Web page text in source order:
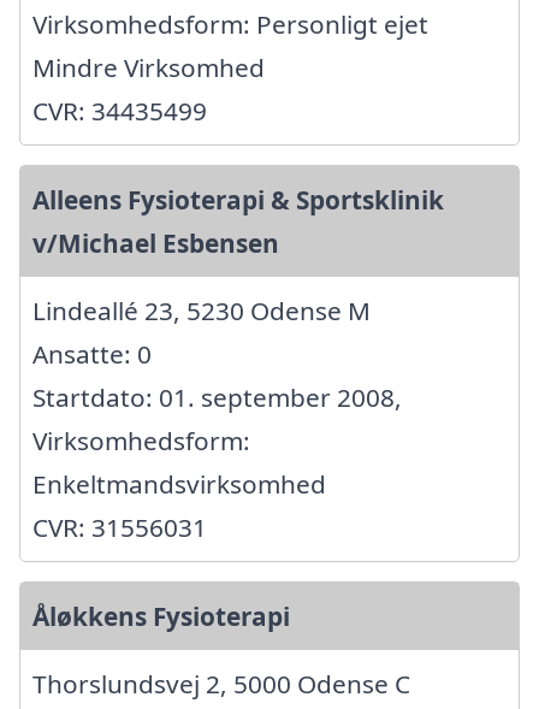
Virksomhedsform: Personligt ejet
Mindre Virksomhed
CVR: 34435499
Alleens Fysioterapi & Sportsklinik
v/Michael Esbensen
Lindeallé 23, 5230 Odense M
Ansatte: 0
Startdato: 01. september 2008,
Virksomhedsform:
Enkeltmandsvirksomhed
CVR: 31556031
Åløkkens Fysioterapi
Thorslundsvej 2, 5000 Odense C